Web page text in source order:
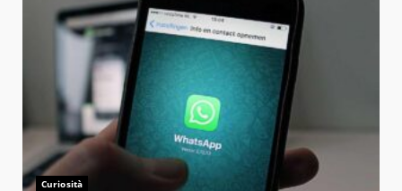
Curiosità